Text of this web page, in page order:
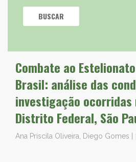
BUSCAR
Combate ao
Brasil: análise das
investigação ocorridas
Distrito Federal, São
Ana Priscila Oliveira, Diego Gomes